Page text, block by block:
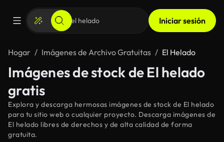
Iniciar sesión
Hogar Imágenes de Archivo Gratuitas El Helado
Imágenes de stock de El helado
gratis
Explora y descarga hermosas imágenes de stock de El helado
para tu sitio web o cualquier proyecto. Descarga imágenes de
El helado libres de derechos y de alta calidad de forma
gratuita.